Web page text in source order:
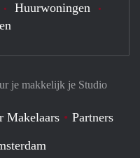
je makkelijk je Studio
Makelaars
Partners
Huurwoningen